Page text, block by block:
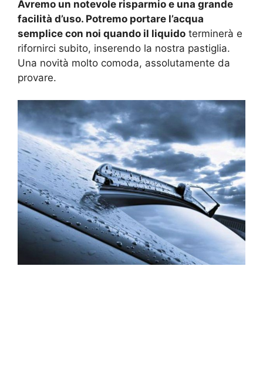
Avremo un notevole risparmio e una grande
facilità d’uso. Potremo portare l’acqua
semplice con noi quando il liquido terminerà e
rifornirci subito, inserendo la nostra pastiglia.
Una novità molto comoda, assolutamente da
provare.